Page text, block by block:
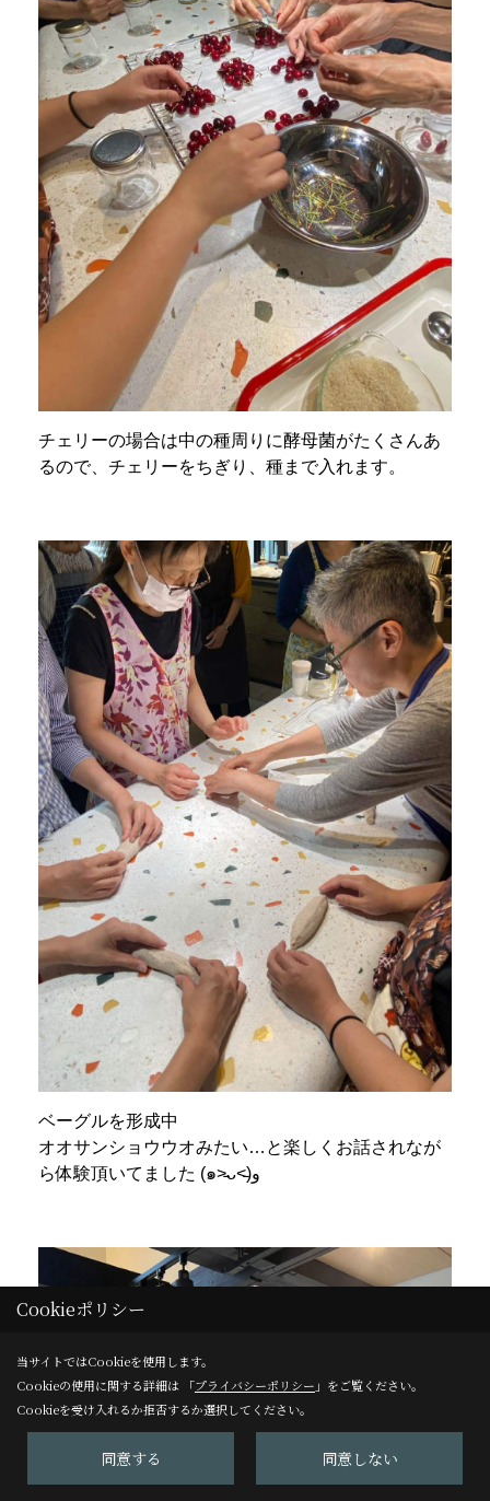
チェリーの場合は中の種周りに酵母菌がたくさんあ
るので、チェリーをちぎり、種まで入れます。
ベーグルを形成中
オオサンショウウオみたい…と楽しくお話されなが
Cookieポリシー
当サイトではCookieを使用します。
Cookieの使用に関する詳細は 「プライバシーポリシー 」をご覧ください。
Cookieを受け入れるか拒否するか選択してください。
同意する 同意しない